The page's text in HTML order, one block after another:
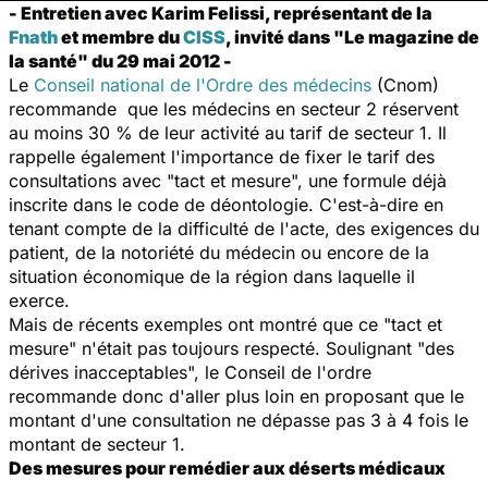
- Entretien avec Karim Felissi, représentant de la
Fnathet membre duCISS, invité dans "Le magazine de
la santé" du 29 mai 2012 -
Le Conseil national de l'Ordre des médecins (Cnom)
recommande que les médecins en secteur 2 réservent
au moins 30 % de leur activité au tarif de secteur 1. Il
rappelle également l'importance de fixer le tarif des
consultations avec "tact et mesure", une formule déjà
inscrite dans le code de déontologie. C'est-à-dire en
tenant compte de la difficulté de l'acte, des exigences du
patient, de la notoriété du médecin ou encore de la
situation économique de la région dans laquelle il
exerce.
Mais de récents exemples ont montré que ce "tact et
mesure" n'était pas toujours respecté. Soulignant "des
dérives inacceptables", le Conseil de l'ordre
recommande donc d'aller plus loin en proposant que le
montant d'une consultation ne dépasse pas 3 à 4 fois le
montant de secteur 1.
Des mesures pour remédier aux déserts médicaux